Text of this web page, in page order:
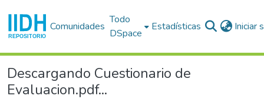
Comunidades
Todo
DSpace
Estadísticas Iniciar
Descargando Cuestionario de
Evaluacion.pdf...